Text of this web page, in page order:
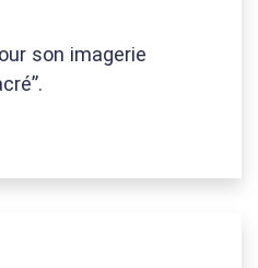
son imagerie